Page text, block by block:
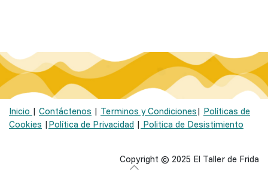
Inicio | Contáctenos | Terminos y Condiciones| Políticas de
Cookies | Política de Privacidad | Politica de Desistimiento
Copyright © 2025 El Taller de Frida